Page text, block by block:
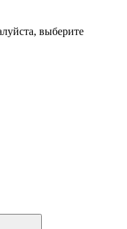
выберите